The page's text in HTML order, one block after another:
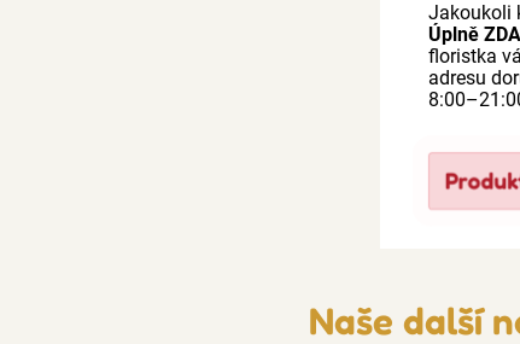
Jakoukoli
Úplně
floristka
adresu
Naše další